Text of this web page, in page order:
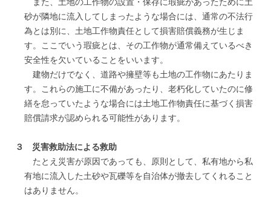
砂が隣地に流入してしまったような場合には、通常の不法行
為とは別に、土地工作物責任として損害賠償義務が生じま
す。ここでいう瑕疵とは、その工作物が通常備えているべき
安全性を欠いていることをいいます。
建物だけでなく、道路や擁壁等も土地の工作物にあたりま
す。これらの施工に不備があったり、老朽化していたのに修
繕を怠っていたような場合には土地工作物責任に基づく損害
賠償請求が認められる可能性があります。
３ 災害救助法による救助
たとえ災害が原因であっても、原則として、私有地から私
有地に流入した土砂や瓦礫等を自治体が撤去してくれること
はありません。